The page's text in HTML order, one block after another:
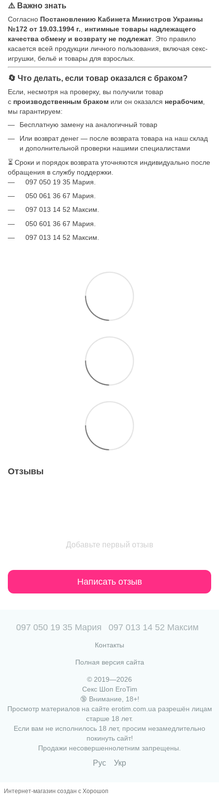
⚠️ Важно знать
Согласно Постановлению Кабинета Министров Украины
№172 от 19.03.1994 г.
интимные товары надлежащего
качества обмену и возврату не подлежат . Это правило
касается всей продукции личного пользования, включая секс-
игрушки, бельё и товары для взрослых.
🔄 Что делать, если товар оказался с браком?
Если, несмотря на проверку, вы получили товар
с производственным браком или он оказался нерабочим
мы гарантируем:
Бесплатную замену на аналогичный товар
Или возврат денег — после возврата товара на наш склад
и дополнительной проверки нашими специалистами
⏳ Сроки и порядок возврата уточняются индивидуально после
обращения в службу поддержки.
097 050 19 35 Мария.
050 061 36 67 Мария.
097 013 14 52 Максим.
050 601 36 67 Мария.
097 013 14 52 Максим.
Отзывы
Добавьте первый отзыв
Написать отзыв
097 050 19 35 Мария 097 013 14 52 Максим
Контакты
Полная версия сайта
© 2019—2026
Секс Шоп EroTim
🔞 Внимание, 18+!
Просмотр материалов на сайте erotim.com.ua разрешён лицам
старше 18 лет.
Если вам не исполнилось 18 лет, просим незамедлительно
покинуть сайт!
Продажи несовершеннолетним запрещены.
Рус Укр
Интернет-магазин создан с Хорошоп